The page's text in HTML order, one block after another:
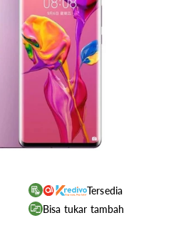
Tersedia
Bisa tukar tambah